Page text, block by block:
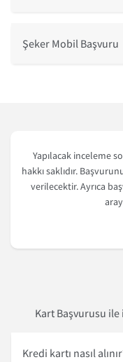
Şeker Mobil Başvuru
Yapılacak inceleme
hakkı saklıdır.
verilecektir. Ayrıca
Kart Başvurusu
Kredi kartı nasıl